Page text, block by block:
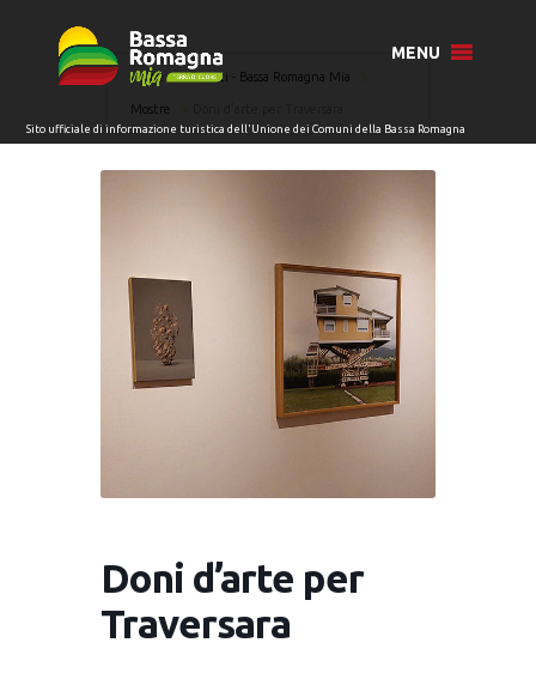
MENU
Home Eventi - Bassa Romagna Mia
Mostre
Doni d’arte per
Traversara